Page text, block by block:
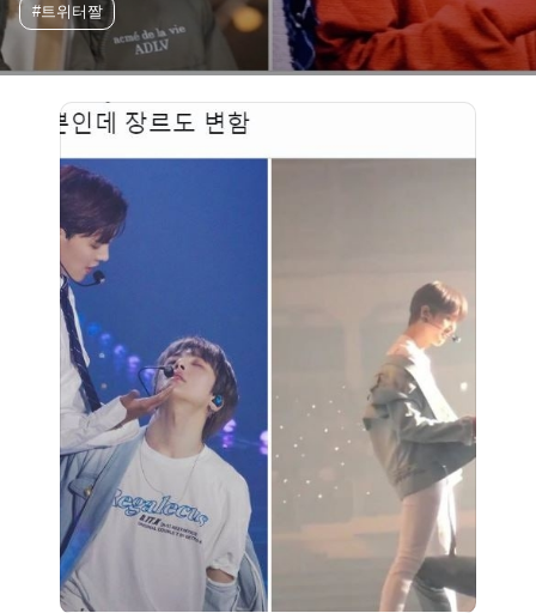
#트위터짤